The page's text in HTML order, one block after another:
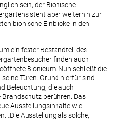
sein, der Bionische
steht aber weiterhin zur
bionische Einblicke in den
ein fester Bestandteil des
finden auch
Bionicum. Nun schließt die
Türen. Grund hierfür sind
Beleuchtung, die auch
berühren. Das
Ausstellungsinhalte wie
„Die Ausstellung als solche,